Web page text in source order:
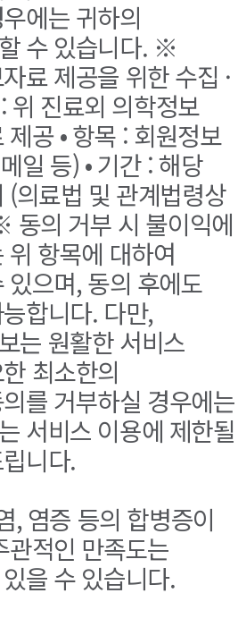
에는 귀하의
수 있습니다. ※
료 제공을 위한 수집 ·
위 진료외 의학정보
공 • 항목 : 회원정보
일 등) • 기간 : 해당
의료법 및 관계법령상
동의 거부 시 불이익에
항목에 대하여
으며, 동의 후에도
합니다. 다만,
는 원활한 서비스
최소한의
를 거부하실 경우에는
서비스 이용에 제한될
니다.
, 염증 등의 합병증이
관적인 만족도는
을 수 있습니다.